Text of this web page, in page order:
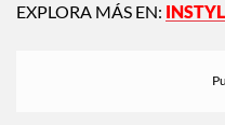
EXPLORA MÁS EN: